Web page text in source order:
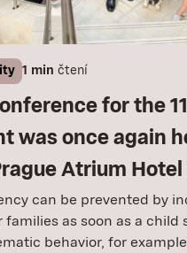
1 min čtení
for the
was once again
Atrium Hotel
can be prevented by
families as soon as a child
behavior, for